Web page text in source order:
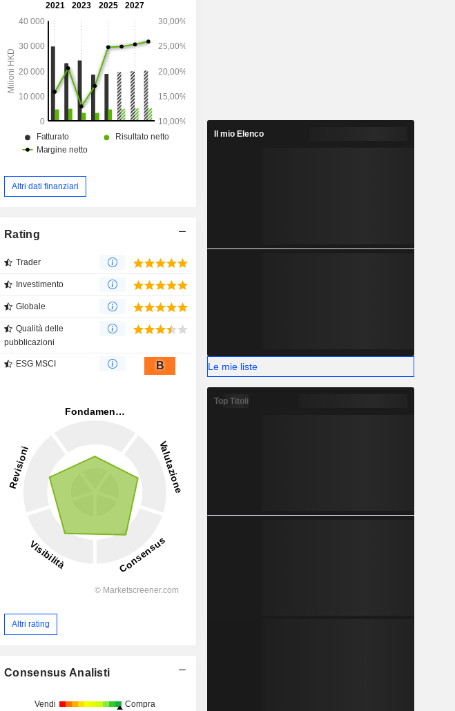
opera nel settore alberghiero. Il segmento
Strada e Ponte si occupa della gestione delle
strade a pedaggio. Il segmento Altri fornisce
servizi di tesoreria.
Altri dati finanziari
Rating
Trader
Investimento
Globale
Qualità delle
pubblicazioni
ESG MSCI B
Altri rating
Consensus Analisti
Vendi Compra
Il mio Elenco
Le mie liste
Top Titoli